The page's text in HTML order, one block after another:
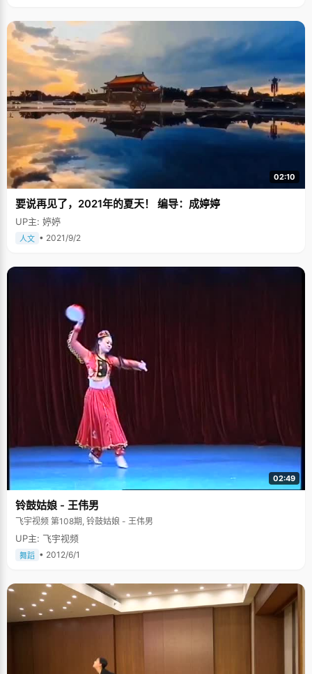
02:10
要说再见了，2021年的夏天！ 编导：成婷婷
UP主: 婷婷
人文 • 2021/9/2
02:49
铃鼓姑娘 - 王伟男
飞宇视频 第108期, 铃鼓姑娘 - 王伟男
UP主: 飞宇视频
舞蹈 • 2012/6/1